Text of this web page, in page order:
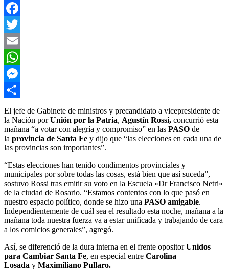
Facebook
Twitter
Email
WhatsApp
Messenger
Compartir
El jefe de Gabinete de ministros y precandidato a vicepresidente de
la Nación porUnión por la Patria, Agustín Rossi, concurrió esta
mañana “a votar con alegría y compromiso” en las PASO de
la provincia de Santa Fe y dijo que “las elecciones en cada una de
las provincias son importantes”.
“Estas elecciones han tenido condimentos provinciales y
municipales por sobre todas las cosas, está bien que así suceda”,
sostuvo Rossi tras emitir su voto en la Escuela «Dr Francisco Netri»
de la ciudad de Rosario. “Estamos contentos con lo que pasó en
nuestro espacio político, donde se hizo una PASO amigable.
Independientemente de cuál sea el resultado esta noche, mañana a la
mañana toda nuestra fuerza va a estar unificada y trabajando de cara
a los comicios generales”, agregó.
Así, se diferenció de la dura interna en el frente opositorUnidos
para Cambiar Santa Fe, en especial entre Carolina
Losada y Maximiliano Pullaro.